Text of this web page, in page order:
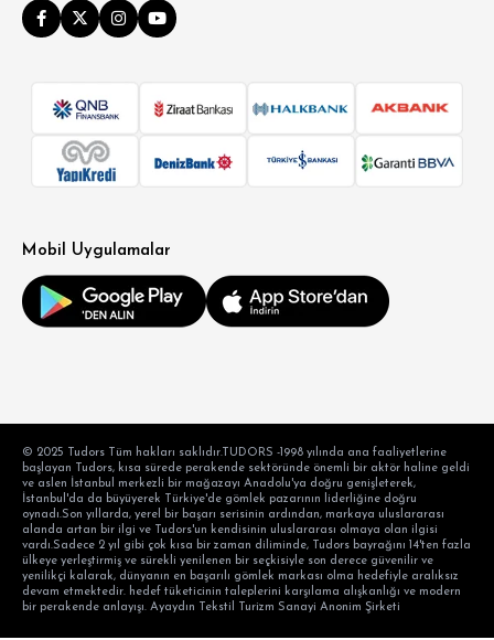
Mobil Uygulamalar
© 2025 Tudors Tüm hakları saklıdır.TUDORS -1998 yılında ana faaliyetlerine
başlayan Tudors, kısa sürede perakende sektöründe önemli bir aktör haline geldi
ve aslen İstanbul merkezli bir mağazayı Anadolu'ya doğru genişleterek,
İstanbul'da da büyüyerek Türkiye'de gömlek pazarının liderliğine doğru
oynadı.Son yıllarda, yerel bir başarı serisinin ardından, markaya uluslararası
alanda artan bir ilgi ve Tudors'un kendisinin uluslararası olmaya olan ilgisi
vardı.Sadece 2 yıl gibi çok kısa bir zaman diliminde, Tudors bayrağını 14'ten fazla
ülkeye yerleştirmiş ve sürekli yenilenen bir seçkisiyle son derece güvenilir ve
yenilikçi kalarak, dünyanın en başarılı gömlek markası olma hedefiyle aralıksız
devam etmektedir. hedef tüketicinin taleplerini karşılama alışkanlığı ve modern
bir perakende anlayışı. Ayaydın Tekstil Turizm Sanayi Anonim Şirketi